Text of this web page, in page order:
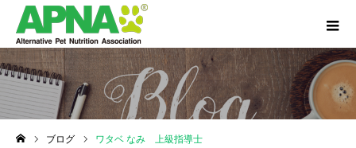
ブログ ワタベ なみ 上級指導士